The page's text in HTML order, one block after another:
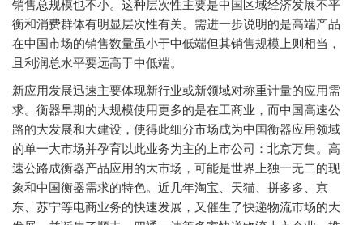
销售总规模也不小。这种层次性主要是中国区域经济发展不平
衡和消费群体有明显层次性有关。需进一步说明的是高端产品
在中国市场的销售数量虽小于中低端但其销售规模上则相当，
且利润总水平要远高于中低端。
新应用发展迅速主要体现新行业或新领域对称重计量的应用需
求。衡器早期的大规模使用更多的是在工商业，而中国高速公
路的大发展和大建设，使得此细分市场成为中国衡器应用领域
的单一大市场并孕育以此业务为主的上市公司：北京万集。高
速公路成衡器产品应用的大市场，可能是世界上独一无二的现
象和中国衡器需求的特色。近几年淘宝、天猫、拼多多、京
东、苏宁等电商业务的快速发展，又催生了快递物流市场的大